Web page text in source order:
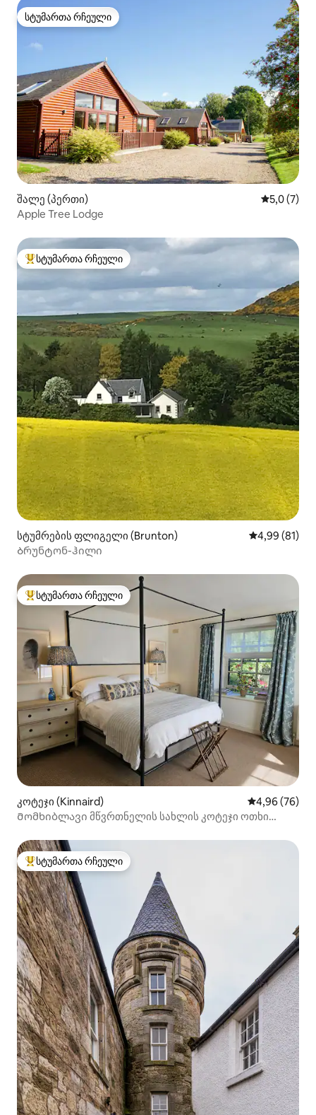
სტუმართა რჩეული
სტუმართა რჩეული
შალე (პერთი) საშუალო
5,0 (7)
Apple Tree Lodge
სტუმართა რჩეული მოწინავე ვარიანტი
სტუმართა რჩეული
სტუმრების ფლიგელი (Brunton) საშუალო
4,99 (81)
Ბრუნტონ-ჰილი
სტუმართა რჩეული მოწინავე ვარიანტი
სტუმართა რჩეული
კოტეჯი (Kinnaird) საშუალო
4,96 (76)
Მომხიბლავი მწვრთნელის სახლის კოტეჯი ოთხი
სტუმართა რჩეული მოწინავე ვარიანტი
სტუმართა რჩეული